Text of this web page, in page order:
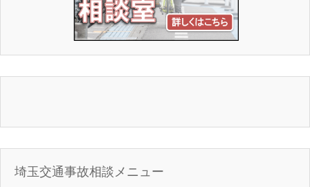
埼玉交通事故相談メニュー